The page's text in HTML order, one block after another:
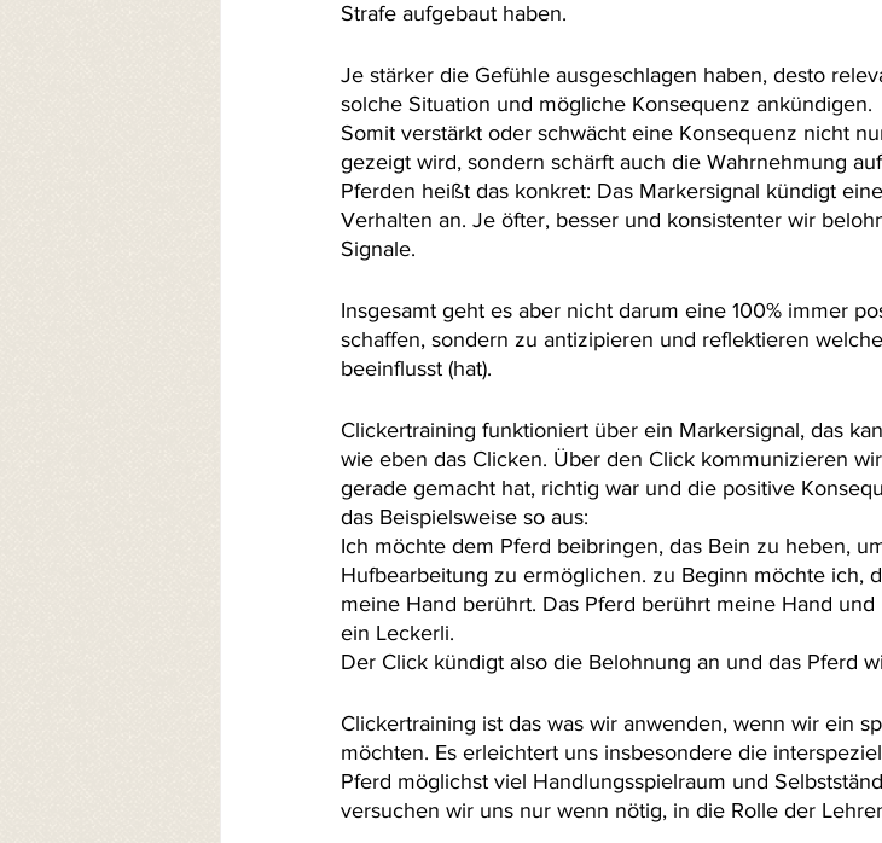
Strafe aufgebaut haben.
Je stärker die Gefühle ausgeschlagen haben, desto
solche Situation und mögliche Konsequenz ankündigen.
Somit verstärkt oder schwächt eine Konsequenz nicht
gezeigt wird, sondern schärft auch die Wahrnehmung
Pferden heißt das konkret: Das Markersignal kündigt
Verhalten an. Je öfter, besser und konsistenter wir
Signale.
Insgesamt geht es aber nicht darum eine 100% immer
schaffen, sondern zu antizipieren und reflektieren
beeinflusst (hat).
Clickertraining funktioniert über ein Markersignal, das
wie eben das Clicken. Über den Click kommunizieren
gerade gemacht hat, richtig war und die positive
das Beispielsweise so aus:
Ich möchte dem Pferd beibringen, das Bein zu heben,
Hufbearbeitung zu ermöglichen. zu Beginn möchte ich,
meine Hand berührt. Das Pferd berührt meine Hand
ein Leckerli.
Der Click kündigt also die Belohnung an und das Pferd
Clickertraining ist das was wir anwenden, wenn wir ein
möchten. Es erleichtert uns insbesondere die
Pferd möglichst viel Handlungsspielraum und
versuchen wir uns nur wenn nötig, in die Rolle der